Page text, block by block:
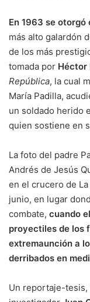
En 1963 se
más alto galardón
de los más
tomada por Héctor
República, la cual
María Padilla,
un soldado herido
quien sostiene en
La foto del padre
Andrés de Jesús
en el crucero de
junio, en lugar
combate, cuando
proyectiles de los
extremaunción a
derribados en
Un reportaje-